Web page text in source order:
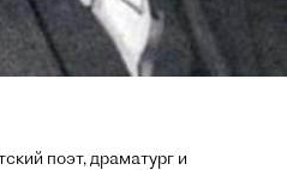
поэт, драматург и